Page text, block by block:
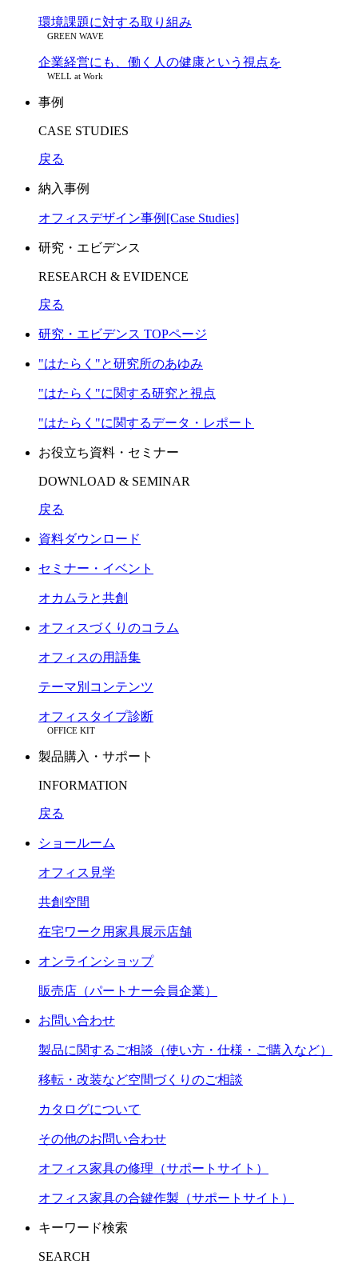
環境課題に対する取り組み
GREEN WAVE
企業経営にも、働く人の健康という視点を
WELL at Work
事例
CASE STUDIES
戻る
納入事例
オフィスデザイン事例[Case Studies]
研究・エビデンス
RESEARCH & EVIDENCE
戻る
研究・エビデンス TOPページ
"はたらく"と研究所のあゆみ
"はたらく"に関する研究と視点
"はたらく"に関するデータ・レポート
お役立ち資料・セミナー
DOWNLOAD & SEMINAR
戻る
資料ダウンロード
セミナー・イベント
オカムラと共創
オフィスづくりのコラム
オフィスの用語集
テーマ別コンテンツ
オフィスタイプ診断
OFFICE KIT
製品購入・サポート
INFORMATION
戻る
ショールーム
オフィス見学
共創空間
在宅ワーク用家具展示店舗
オンラインショップ
販売店（パートナー会員企業）
お問い合わせ
製品に関するご相談（使い方・仕様・ご購入など）
移転・改装など空間づくりのご相談
カタログについて
その他のお問い合わせ
オフィス家具の修理（サポートサイト）
オフィス家具の合鍵作製（サポートサイト）
キーワード検索
SEARCH